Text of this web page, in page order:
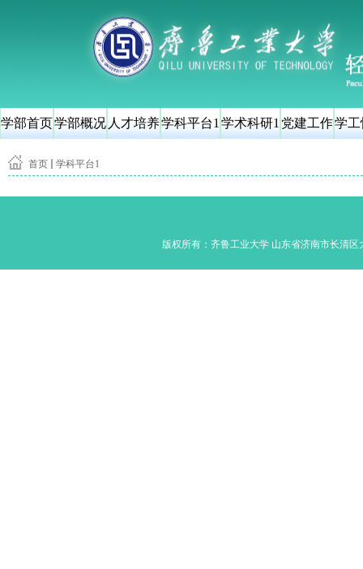
学部首页学部概况 人才培养学科平台1 学术科研1 党建工作学
首页 学科平台1
版权所有：齐鲁工业大学 山东省济南市长清区